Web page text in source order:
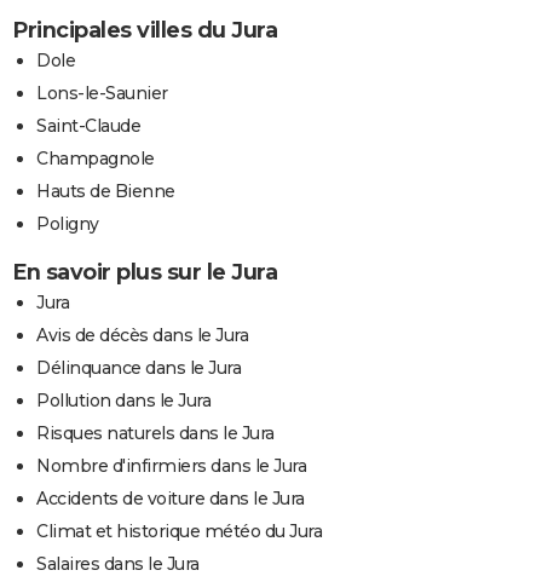
Principales villes du Jura
Dole
Lons-le-Saunier
Saint-Claude
Champagnole
Hauts de Bienne
Poligny
En savoir plus sur le Jura
Jura
Avis de décès dans le Jura
Délinquance dans le Jura
Pollution dans le Jura
Risques naturels dans le Jura
Nombre d'infirmiers dans le Jura
Accidents de voiture dans le Jura
Climat et historique météo du Jura
Salaires dans le Jura